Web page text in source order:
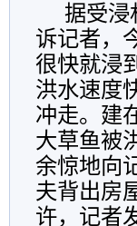
据受浸
诉记者，
很快就浸
洪水速度
冲走。建
大草鱼被
余惊地向
夫背出房
许，记者